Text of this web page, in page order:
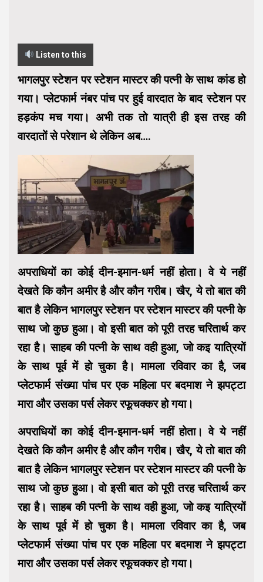
Listen to this
भागलपुर स्टेशन पर स्टेशन मास्टर की पत्नी के साथ कांड हो
गया। प्लेटफार्म नंबर पांच पर हुई वारदात के बाद स्टेशन पर
हड़कंप मच गया। अभी तक तो यात्री ही इस तरह की
वारदातों से परेशान थे लेकिन अब….
अपराधियों का कोई दीन-इमान-धर्म नहीं होता। वे ये नहीं
देखते कि कौन अमीर है और कौन गरीब। खैर, ये तो बात की
बात है लेकिन भागलपुर स्टेशन पर स्टेशन मास्टर की पत्नी के
साथ जो कुछ हुआ। वो इसी बात को पूरी तरह चरितार्थ कर
रहा है। साहब की पत्नी के साथ वही हुआ, जो कइ यात्रियों
के साथ पूर्व में हो चुका है। मामला रविवार का है, जब
प्लेटफार्म संख्या पांच पर एक महिला पर बदमाश ने झपट्टा
मारा और उसका पर्स लेकर रफूचक्कर हो गया।
अपराधियों का कोई दीन-इमान-धर्म नहीं होता। वे ये नहीं
देखते कि कौन अमीर है और कौन गरीब। खैर, ये तो बात की
बात है लेकिन भागलपुर स्टेशन पर स्टेशन मास्टर की पत्नी के
साथ जो कुछ हुआ। वो इसी बात को पूरी तरह चरितार्थ कर
रहा है। साहब की पत्नी के साथ वही हुआ, जो कइ यात्रियों
के साथ पूर्व में हो चुका है। मामला रविवार का है, जब
प्लेटफार्म संख्या पांच पर एक महिला पर बदमाश ने झपट्टा
मारा और उसका पर्स लेकर रफूचक्कर हो गया।